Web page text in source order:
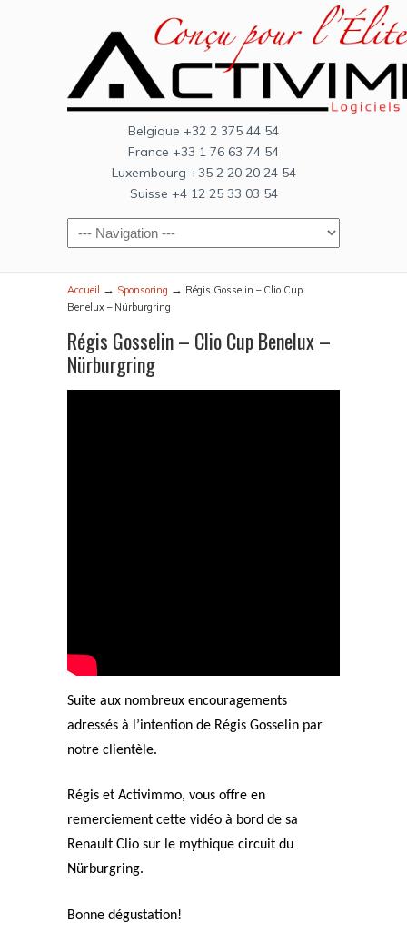
Belgique +32 2 375 44 54
France +33 1 76 63 74 54
Luxembourg +35 2 20 20 24 54
Suisse +4 12 25 33 03 54
Accueil → Sponsoring → Régis Gosselin – Clio Cup
Benelux – Nürburgring
Régis Gosselin – Clio Cup Benelux –
Nürburgring
Suite aux nombreux encouragements
adressés à l’intention de Régis Gosselin par
notre clientèle.
Régis et Activimmo, vous offre en
remerciement cette vidéo à bord de sa
Renault Clio sur le mythique circuit du
Nürburgring.
Bonne dégustation!